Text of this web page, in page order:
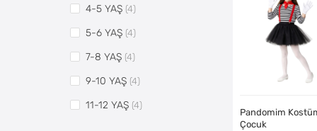
Pandomim
Çocuk
4-5 YAŞ (4)
5-6 YAŞ (4)
7-8 YAŞ (4)
9-10 YAŞ (4)
11-12 YAŞ (4)